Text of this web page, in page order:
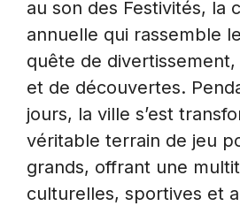
au son des Festivités, la
annuelle qui rassemble
quête de
et de découvertes.
jours, la ville s’est
véritable terrain de jeu
grands, offrant une
culturelles, sportives et